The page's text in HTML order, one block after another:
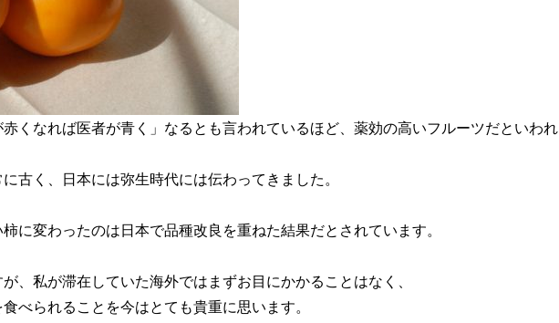
くなれば医者が青く」なるとも言われているほど、薬効の高いフルーツだといわれ
古く、日本には弥生時代には伝わってきました。
に変わったのは日本で品種改良を重ねた結果だとされています。
、私が滞在していた海外ではまずお目にかかることはなく、
べられることを今はとても貴重に思います。